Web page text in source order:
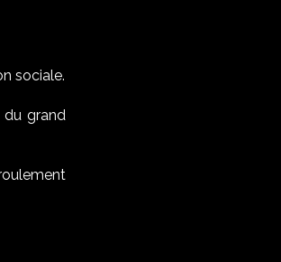
sociale.
grand